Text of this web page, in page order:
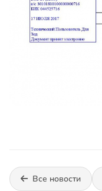
Все новости